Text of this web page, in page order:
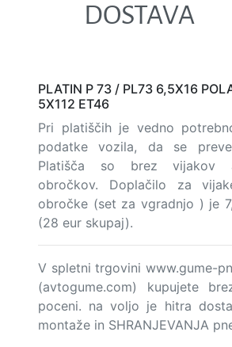
DOSTAVA
PLATIN P 73 / PL73 6,5X16
5X112 ET46
Pri platiščih je vedno
podatke vozila, da se
Platišča so brez vijakov
obročkov. Doplačilo za
obročke (set za vgradnjo ) je
(28 eur skupaj).
V spletni trgovini www.gume-
(avtogume.com) kupujete
poceni. na voljo je hitra
montaže in SHRANJEVANJA